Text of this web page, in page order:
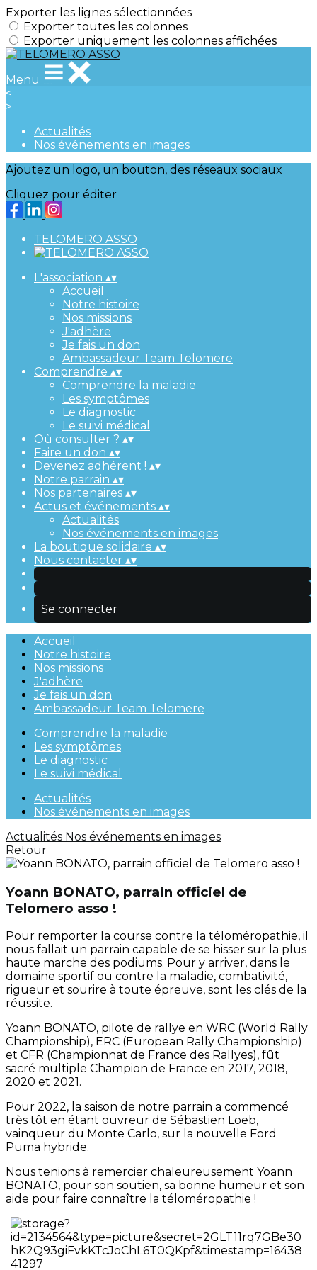
Exporter les lignes sélectionnées
Exporter toutes les colonnes
Exporter uniquement les colonnes affichées
Menu
<
>
Actualités
Nos événements en images
Ajoutez un logo, un bouton, des réseaux sociaux
Cliquez pour éditer
TELOMERO ASSO
L'association ▴▾
Accueil
Notre histoire
Nos missions
J'adhère
Je fais un don
Ambassadeur Team Telomere
Comprendre ▴▾
Comprendre la maladie
Les symptômes
Le diagnostic
Le suivi médical
Où consulter ? ▴▾
Faire un don ▴▾
Devenez adhérent ! ▴▾
Notre parrain ▴▾
Nos partenaires ▴▾
Actus et événements ▴▾
Actualités
Nos événements en images
La boutique solidaire ▴▾
Nous contacter ▴▾
Se connecter
Accueil
Notre histoire
Nos missions
J'adhère
Je fais un don
Ambassadeur Team Telomere
Comprendre la maladie
Les symptômes
Le diagnostic
Le suivi médical
Actualités
Nos événements en images
Actualités Nos événements en images
Retour
Yoann BONATO, parrain officiel de
Telomero asso !
Pour remporter la course contre la téloméropathie, il
nous fallait un parrain capable de se hisser sur la plus
haute marche des podiums. Pour y arriver, dans le
domaine sportif ou contre la maladie, combativité,
rigueur et sourire à toute épreuve, sont les clés de la
réussite.
Yoann BONATO, pilote de rallye en WRC (World Rally
Championship), ERC (European Rally Championship)
et CFR (Championnat de France des Rallyes), fût
sacré multiple Champion de France en 2017, 2018,
2020 et 2021.
Pour 2022, la saison de notre parrain a commencé
très tôt en étant ouvreur de Sébastien Loeb,
vainqueur du Monte Carlo, sur la nouvelle Ford
Puma hybride.
Nous tenions à remercier chaleureusement Yoann
BONATO, pour son soutien, sa bonne humeur et son
aide pour faire connaître la téloméropathie !